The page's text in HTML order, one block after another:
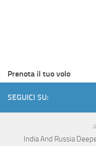
Prenota il tuo volo
SEGUICI SU:
India And Russia